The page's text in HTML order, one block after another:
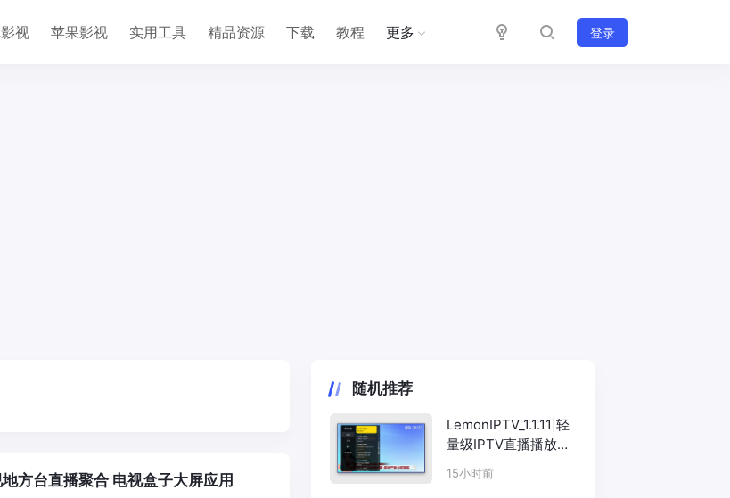
视 苹果影视 实用工具 精品资源 下载 教程 更多 登录
方台直播聚合 电视盒子大屏应用
随机推荐
LemonIPTV_1.1.11|轻
量级IPTV直播播放
器，支持M3U/EPG
15小时前